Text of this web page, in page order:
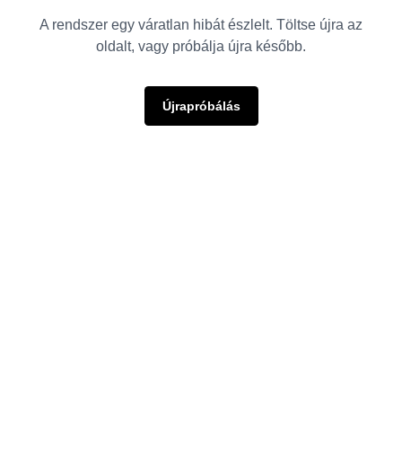
A rendszer egy váratlan hibát észlelt. Töltse újra az
oldalt, vagy próbálja újra később.
Újrapróbálás